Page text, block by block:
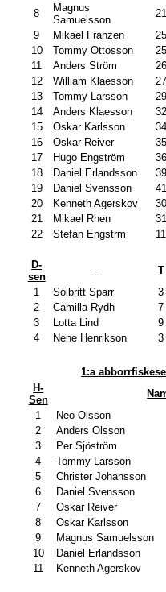
8
Magnus
Samuelsson
21
9
Mikael Franzen 25
10
Tommy Ottosson 25
11
Anders Ström 26
12
William Klaesson 27
13
Tommy Larsson 29
14
Anders Klaesson 32
15
Oskar Karlsson 34
16
Oskar Reiver 35
17
Hugo Engström 36
18
Daniel Erlandsson 39
19
Daniel Svensson 41
20
Kenneth Agerskov 30
21
Mikael Rhen 31
22
Stefan Engstrm 11
D-
sen
T
1
Solbritt Sparr 3
2
Camilla Rydh 7
3
Lotta Lind 9
4
Nene Henrikson 3
1:a
H-
Sen
1
Neo Olsson
2
Anders Olsson
3
Per Sjöström
4
Tommy Larsson
5
Christer Johansson
6
Daniel Svensson
7
Oskar Reiver
8
Oskar Karlsson
9
Magnus Samuelsson
10
Daniel Erlandsson
11
Kenneth Agerskov